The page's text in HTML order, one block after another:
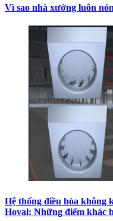
Vì sao nhà xưởng luôn
Hệ thống điều hòa không
Hoval: Những điểm khác